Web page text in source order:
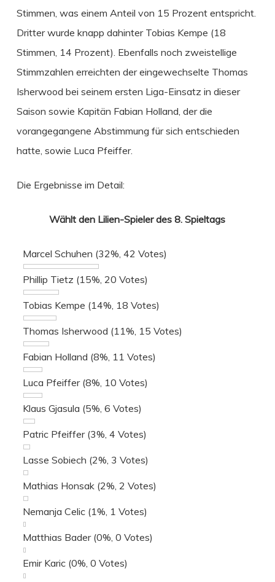
Stimmen, was einem Anteil von 15 Prozent entspricht.
Dritter wurde knapp dahinter Tobias Kempe (18
Stimmen, 14 Prozent). Ebenfalls noch zweistellige
Stimmzahlen erreichten der eingewechselte Thomas
Isherwood bei seinem ersten Liga-Einsatz in dieser
Saison sowie Kapitän Fabian Holland, der die
vorangegangene Abstimmung für sich entschieden
hatte, sowie Luca Pfeiffer.
Die Ergebnisse im Detail:
Wählt den Lilien-Spieler des 8. Spieltags
Marcel Schuhen (32%, 42 Votes)
Phillip Tietz (15%, 20 Votes)
Tobias Kempe (14%, 18 Votes)
Thomas Isherwood (11%, 15 Votes)
Fabian Holland (8%, 11 Votes)
Luca Pfeiffer (8%, 10 Votes)
Klaus Gjasula (5%, 6 Votes)
Patric Pfeiffer (3%, 4 Votes)
Lasse Sobiech (2%, 3 Votes)
Mathias Honsak (2%, 2 Votes)
Nemanja Celic (1%, 1 Votes)
Matthias Bader (0%, 0 Votes)
Emir Karic (0%, 0 Votes)